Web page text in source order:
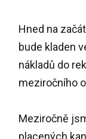
Hned na
bude kladen
nákladů do
meziročního
Meziročně
placených